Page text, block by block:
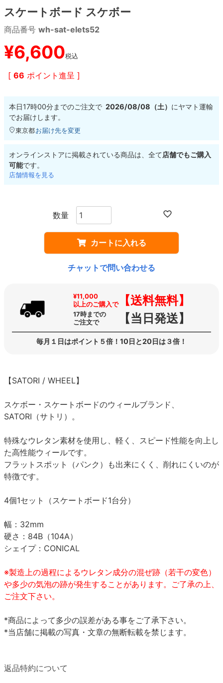
スケートボード スケボー
商品番号 wh-sat-elets52
¥6,600税込
[ 66 ポイント進呈 ]
本日17時00分までのご注文で 2026/08/08（土） にヤマト運輸
でお届けします。
東京都お届け先を変更
オンラインストアに掲載されている商品は、全て店舗でもご購入
可能です。
店舗情報を見る
カートに入れる
チャットで問い合わせる
¥11,000
以上のご購入で【送料無料】
17時までの
ご注文で
【当日発送】
毎月１日はポイント５倍！10日と20日は３倍！
【SATORI / WHEEL】
スケボー・スケートボードのウィールブランド、
SATORI（サトリ）。
特殊なウレタン素材を使用し、軽く、スピード性能を向上し
た高性能ウィールです。
フラットスポット（パンク）も出来にくく、削れにくいのが
特徴です。
4個1セット（スケートボード1台分）
幅：32mm
硬さ：84B（104A）
シェイプ：CONICAL
※製造上の過程によるウレタン成分の混ぜ跡（若干の変色）
や多少の気泡の跡が発生することがあります。ご了承の上、
ご注文下さい。
*商品によって多少の誤差がある事をご了承下さい。
*当店舗に掲載の写真・文章の無断転載を禁じます。
返品特約について
8.7inch
8.8inch
8.9inch
シェイプデッキ
高性能デッキ
8.8inch
8.9inch
9.0inch以上
72mm
75mm
110mm
29cm
29.5cm
30cm